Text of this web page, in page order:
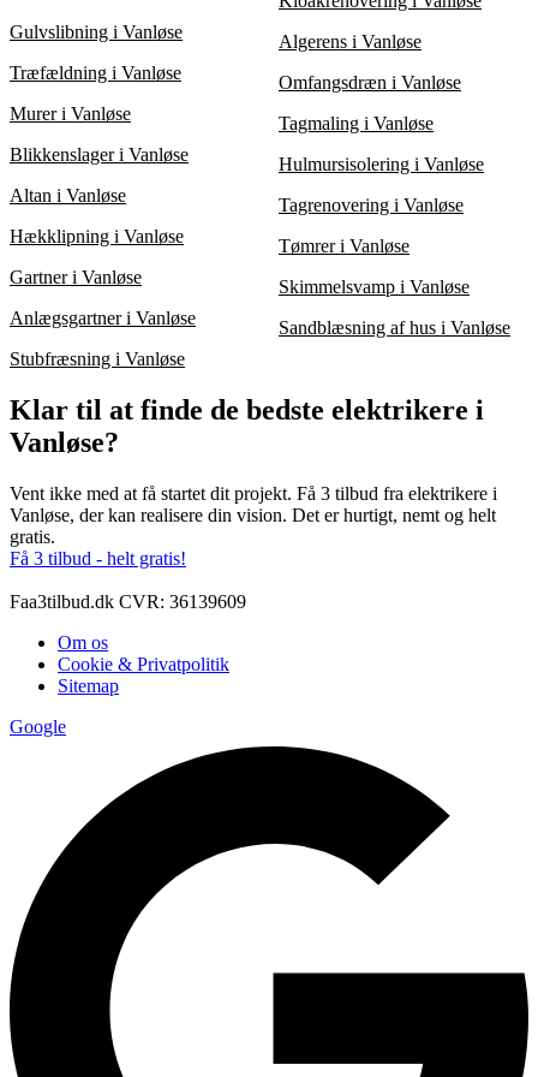
Gulvslibning i Vanløse
Træfældning i Vanløse
Murer i Vanløse
Blikkenslager i Vanløse
Altan i Vanløse
Hækklipning i Vanløse
Gartner i Vanløse
Anlægsgartner i Vanløse
Stubfræsning i Vanløse
Algerens i Vanløse
Omfangsdræn i Vanløse
Tagmaling i Vanløse
Hulmursisolering i Vanløse
Tagrenovering i Vanløse
Tømrer i Vanløse
Skimmelsvamp i Vanløse
Sandblæsning af hus i Vanløse
Klar til at finde de bedste elektrikere i
Vanløse?
Vent ikke med at få startet dit projekt. Få 3 tilbud fra elektrikere i
Vanløse, der kan realisere din vision. Det er hurtigt, nemt og helt
gratis.
Få 3 tilbud - helt gratis!
Faa3tilbud.dk CVR: 36139609
Om os
Cookie & Privatpolitik
Sitemap
Google